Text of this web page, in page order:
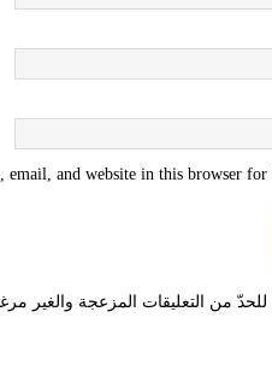
email, and website in this browser